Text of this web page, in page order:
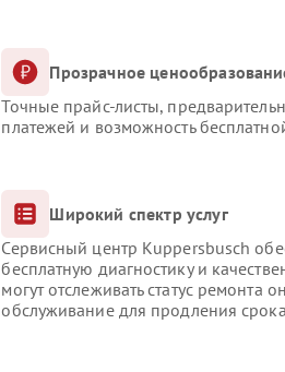
Прозрачное
Точные прайс-листы,
платежей и возможность
Широкий спектр услуг
Сервисный центр Kuppersbusch
бесплатную диагностику и
могут отслеживать статус ремонта
обслуживание для продления